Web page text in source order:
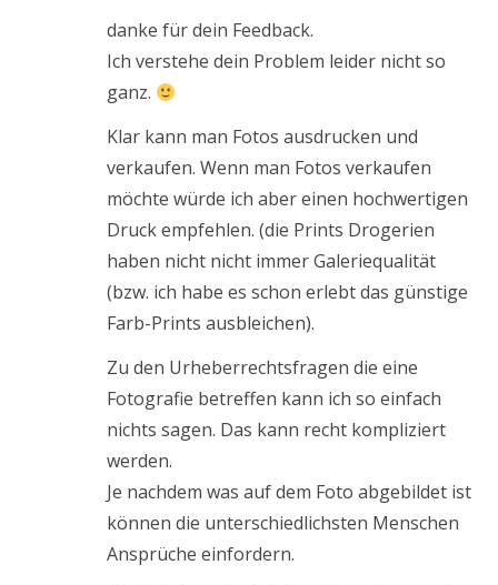
danke für dein Feedback.
Ich verstehe dein Problem leider nicht so
ganz.
Klar kann man Fotos ausdrucken und
verkaufen. Wenn man Fotos verkaufen
möchte würde ich aber einen hochwertigen
Druck empfehlen. (die Prints Drogerien
haben nicht nicht immer Galeriequalität
(bzw. ich habe es schon erlebt das günstige
Farb-Prints ausbleichen).
Zu den Urheberrechtsfragen die eine
Fotografie betreffen kann ich so einfach
nichts sagen. Das kann recht kompliziert
werden.
Je nachdem was auf dem Foto abgebildet ist
können die unterschiedlichsten Menschen
Ansprüche einfordern.